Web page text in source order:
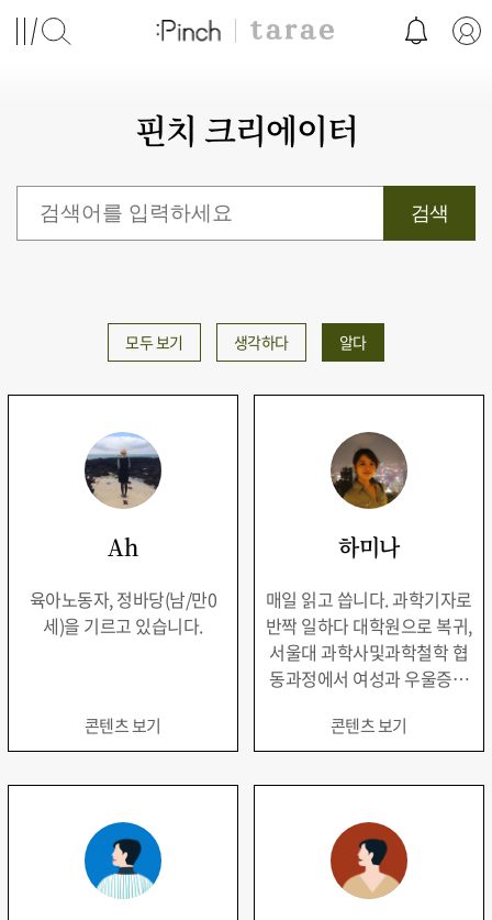
핀치 크리에이터
모두 보기 생각하다 알다
Ah
육아노동자, 정바당(남/만0
세)을 기르고 있습니다.
콘텐츠 보기
하미나
매일 읽고 씁니다. 과학기자로
반짝 일하다 대학원으로 복귀,
서울대 과학사및과학철학 협
동과정에서 여성과 우울증을
젠더에 관심을 두고 글을 쓰지
만 무사히 졸업할 수 있을지는
미지수. 좌우명은 숨을 잘 쉬
콘텐츠 보기